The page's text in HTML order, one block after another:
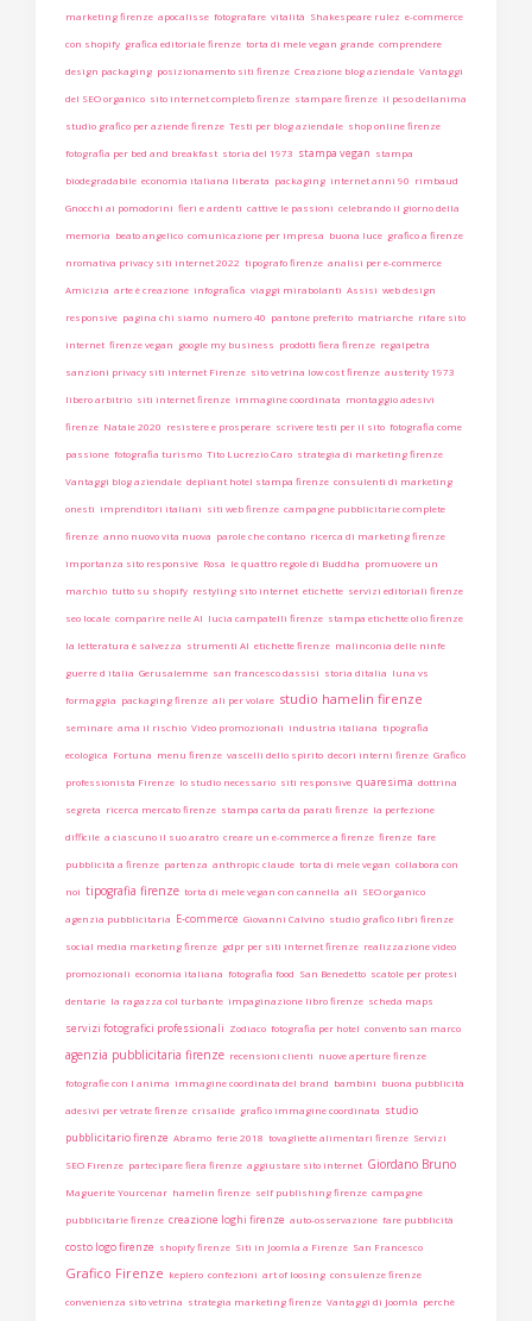
marketing firenze apocalisse fotografare vitalità Shakespeare rulez e-commerce
con shopify grafica editoriale firenze torta di mele vegan grande comprendere
design packaging posizionamento siti firenze Creazione blog aziendale Vantaggi
del SEO organico sito internet completo firenze stampare firenze il peso dellanima
studio grafico per aziende firenze Testi per blog aziendale shop online firenze
fotografia per bed and breakfast storia del 1973 stampa vegan stampa
biodegradabile economia italiana liberata packaging internet anni 90 rimbaud
Gnocchi ai pomodorini fieri e ardenti cattive le passioni celebrando il giorno della
memoria beato angelico comunicazione per impresa buona luce grafico a firenze
nromativa privacy siti internet 2022 tipografo firenze analisi per e-commerce
Amicizia arte è creazione infografica viaggi mirabolanti Assisi web design
responsive pagina chi siamo numero 40 pantone preferito matriarche rifare sito
internet firenze vegan google my business prodotti fiera firenze regalpetra
sanzioni privacy siti internet Firenze sito vetrina low cost firenze austerity 1973
libero arbitrio siti internet firenze immagine coordinata montaggio adesivi
firenze Natale 2020 resistere e prosperare scrivere testi per il sito fotografia come
passione fotografia turismo Tito Lucrezio Caro strategia di marketing firenze
Vantaggi blog aziendale depliant hotel stampa firenze consulenti di marketing
onesti imprenditori italiani siti web firenze campagne pubblicitarie complete
firenze anno nuovo vita nuova parole che contano ricerca di marketing firenze
importanza sito responsive Rosa le quattro regole di Buddha promuovere un
marchio tutto su shopify restyling sito internet etichette servizi editoriali firenze
seo locale comparire nelle AI lucia campatelli firenze stampa etichette olio firenze
la letteratura è salvezza strumenti AI etichette firenze malinconia delle ninfe
guerre d italia Gerusalemme san francesco dassisi storia ditalia luna vs
formaggia packaging firenze ali per volare studio hamelin firenze
seminare ama il rischio Video promozionali industria italiana tipografia
ecologica Fortuna menu firenze vascelli dello spirito decori interni firenze Grafico
professionista Firenze lo studio necessario siti responsive quaresima dottrina
segreta ricerca mercato firenze stampa carta da parati firenze la perfezione
difficile a ciascuno il suo aratro creare un e-commerce a firenze firenze fare
pubblicità a firenze partenza anthropic claude torta di mele vegan collabora con
noi tipografia firenze torta di mele vegan con cannella ali SEO organico
agenzia pubblicitaria E-commerce Giovanni Calvino studio grafico libri firenze
social media marketing firenze gdpr per siti internet firenze realizzazione video
promozionali economia italiana fotografia food San Benedetto scatole per protesi
dentarie la ragazza col turbante impaginazione libro firenze scheda maps
servizi fotografici professionali Zodiaco fotografia per hotel convento san marco
agenzia pubblicitaria firenze recensioni clienti nuove aperture firenze
fotografie con l anima immagine coordinata del brand bambini buona pubblicità
adesivi per vetrate firenze crisalide grafico immagine coordinata studio
pubblicitario firenze Abramo ferie 2018 tovagliette alimentari firenze Servizi
SEO Firenze partecipare fiera firenze aggiustare sito internet Giordano Bruno
Maguerite Yourcenar hamelin firenze self publishing firenze campagne
pubblicitarie firenze creazione loghi firenze auto-osservazione fare pubblicità
costo logo firenze shopify firenze Siti in Joomla a Firenze San Francesco
Grafico Firenze keplero confezioni art of loosing consulenze firenze
convenienza sito vetrina strategia marketing firenze Vantaggi di Joomla perchè